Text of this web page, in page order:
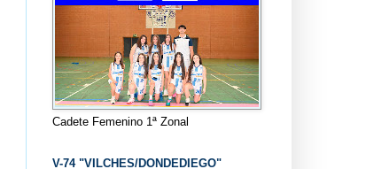
Cadete Femenino 1ª Zonal
V-74 "VILCHES/DONDEDIEGO"